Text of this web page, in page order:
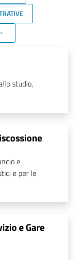
studio,
e
e per le
e Gare